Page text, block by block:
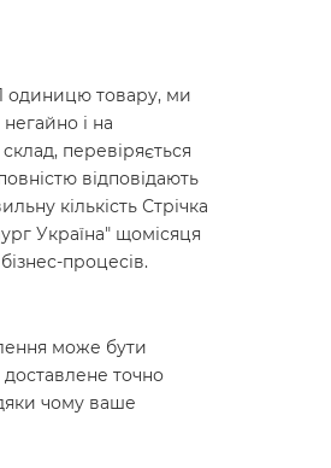
одиницю товару, ми
і на
перевіряється
відповідають
кількість Стрічка
Україна" щомісяця
процесів.
може бути
точно
чому ваше